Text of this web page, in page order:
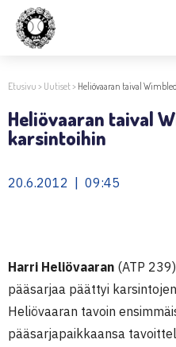
Etusivu > Uutiset> Heliövaaran taival
Heliövaaran taival
karsintoihin
20.6.2012 | 09:45
Harri Heliövaaran (ATP
pääsarjaa päättyi
Heliövaaran tavoin
pääsarjapaikkaansa